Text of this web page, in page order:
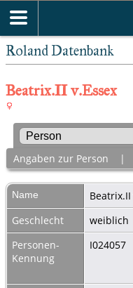
Roland Datenbank
Beatrix.II v.Essex
Angaben zur Person |
Name Beatrix.II
Geschlecht
weiblich
Personen-
Kennung
I024057